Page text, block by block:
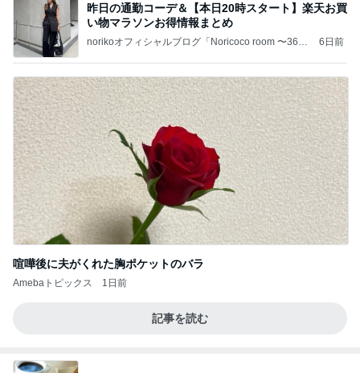
昨日の通勤コーデ＆【本日20時スタート】楽天お買
い物マラソンお得情報まとめ
norikoオフィシャルブログ「Noricoco room 〜365
6日前
喧嘩後に夫がくれた胸ポケットのバラ
Amebaトピックス 1日前
記事を読む